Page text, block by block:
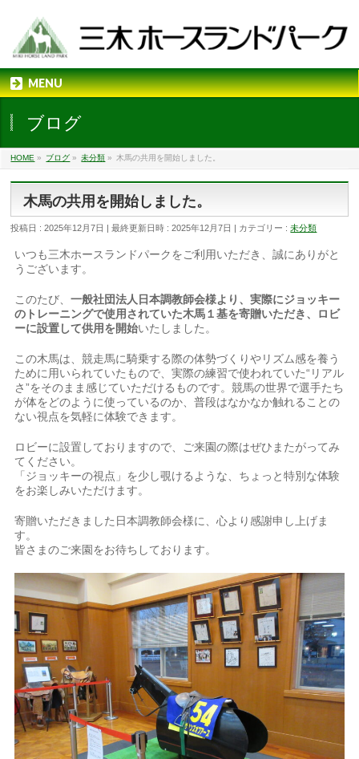
MENU
ブログ
HOME » ブログ » 未分類 » 木馬の共用を開始しました。
木馬の共用を開始しました。
投稿日 : 2025年12月7日 最終更新日時 : 2025年12月7日 カテゴリー :未分類
いつも三木ホースランドパークをご利用いただき、誠にありがと
うございます。
このたび、一般社団法人日本調教師会様より、実際にジョッキー
のトレーニングで使用されていた木馬１基を寄贈いただき、ロビ
ーに設置して供用を開始いたしました。
この木馬は、競走馬に騎乗する際の体勢づくりやリズム感を養う
ために用いられていたもので、実際の練習で使われていた“リアル
さ”をそのまま感じていただけるものです。競馬の世界で選手たち
が体をどのように使っているのか、普段はなかなか触れることの
ない視点を気軽に体験できます。
ロビーに設置しておりますので、ご来園の際はぜひまたがってみ
てください。
「ジョッキーの視点」を少し覗けるような、ちょっと特別な体験
をお楽しみいただけます。
寄贈いただきました日本調教師会様に、心より感謝申し上げま
す。
皆さまのご来園をお待ちしております。